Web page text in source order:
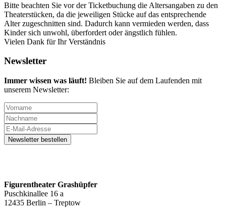
Bitte beachten Sie vor der Ticketbuchung die Altersangaben zu den
Theaterstücken, da die jeweiligen Stücke auf das entsprechende
Alter zugeschnitten sind. Dadurch kann vermieden werden, dass
Kinder sich unwohl, überfordert oder ängstlich fühlen.
Vielen Dank für Ihr Verständnis
Newsletter
Immer wissen was läuft! Bleiben Sie auf dem Laufenden mit
unserem Newsletter:
Figurentheater Grashüpfer
Puschkinallee 16 a
12435 Berlin – Treptow